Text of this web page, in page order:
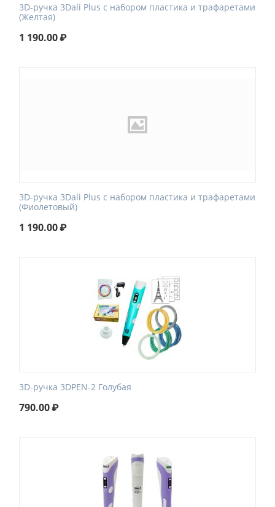
3D-ручка 3Dali Plus с набором пластика и трафаретами
(Желтая)
1 190.00₽
3D-ручка 3Dali Plus с набором пластика и трафаретами
(Фиолетовый)
1 190.00₽
3D-ручка 3DPEN-2 Голубая
790.00₽